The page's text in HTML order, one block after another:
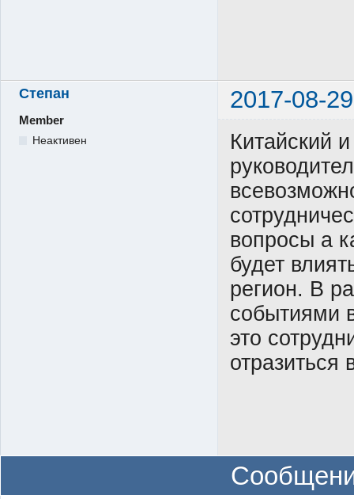
Степан 2017-08-
Member
Неактивен
Китайский
вопросы а
будет
регион. В
событиями
это
отразиться